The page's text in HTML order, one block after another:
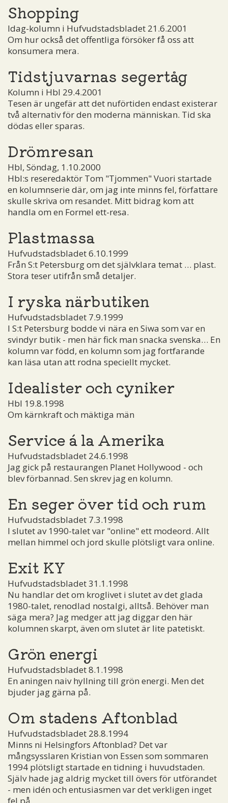
Shopping
Idag-kolumn i Hufvudstadsbladet 21.6.2001
Om hur också det offentliga försöker få oss att
konsumera mera.
Tidstjuvarnas segertåg
Kolumn i Hbl 29.4.2001
Tesen är ungefär att det nuförtiden endast existerar
två alternativ för den moderna människan. Tid ska
dödas eller sparas.
Drömresan
Hbl, Söndag, 1.10.2000
Hbl:s reseredaktör Tom "Tjommen" Vuori startade
en kolumnserie där, om jag inte minns fel, författare
skulle skriva om resandet. Mitt bidrag kom att
handla om en Formel ett-resa.
Plastmassa
Hufvudstadsbladet 6.10.1999
Från S:t Petersburg om det självklara temat … plast.
Stora teser utifrån små detaljer.
I ryska närbutiken
Hufvudstadsbladet 7.9.1999
I S:t Petersburg bodde vi nära en Siwa som var en
svindyr butik - men här fick man snacka svenska… En
kolumn var född, en kolumn som jag fortfarande
kan läsa utan att rodna speciellt mycket.
Idealister och cyniker
Hbl 19.8.1998
Om kärnkraft och mäktiga män
Service á la Amerika
Hufvudstadsbladet 24.6.1998
Jag gick på restaurangen Planet Hollywood - och
blev förbannad. Sen skrev jag en kolumn.
En seger över tid och rum
Hufvudstadsbladet 7.3.1998
I slutet av 1990-talet var "online" ett modeord. Allt
mellan himmel och jord skulle plötsligt vara online.
Exit KY
Hufvudstadsbladet 31.1.1998
Nu handlar det om kroglivet i slutet av det glada
1980-talet, renodlad nostalgi, alltså. Behöver man
säga mera? Jag medger att jag diggar den här
kolumnen skarpt, även om slutet är lite patetiskt.
Grön energi
Hufvudstadsbladet 8.1.1998
En aningen naiv hyllning till grön energi. Men det
bjuder jag gärna på.
Om stadens Aftonblad
Hufvudstadsbladet 28.8.1994
Minns ni Helsingfors Aftonblad? Det var
mångsysslaren Kristian von Essen som sommaren
1994 plötsligt startade en tidning i huvudstaden.
Själv hade jag aldrig mycket till övers för utförandet
- men idén och entusiasmen var det verkligen inget
fel på.